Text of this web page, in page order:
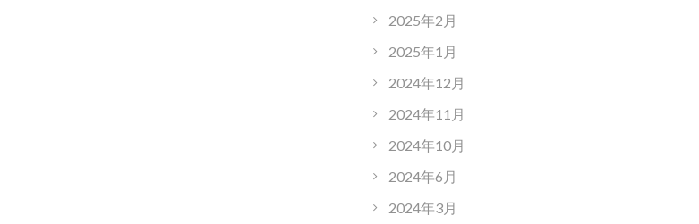
2025年2月
2025年1月
2024年12月
2024年11月
2024年10月
2024年6月
2024年3月